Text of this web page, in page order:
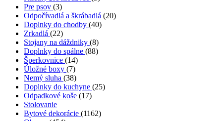
Pre psov (3)
Odpočívadlá a škrábadlá (20)
Doplnky do chodby (40)
Zrkadlá (22)
Stojany na dáždniky (8)
Doplnky do spálne (88)
Šperkovnice (14)
Úložné boxy (7)
Nemý sluha (38)
Doplnky do kuchyne (25)
Odpadkové koše (17)
Stolovanie
Bytové dekorácie (1162)